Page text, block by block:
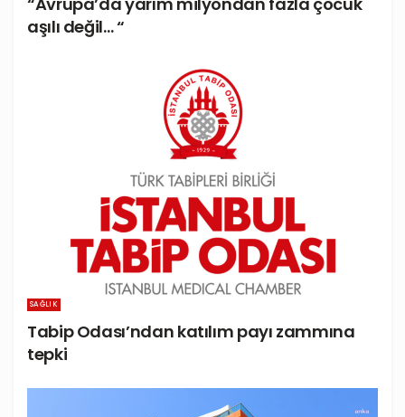
aşılı değil… “
SAĞLIK
Tabip Odası’ndan katılım payı zammına
tepki